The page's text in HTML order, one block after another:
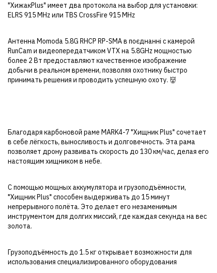
"ХижакPlus" имеет два протокола на выбор для установки:
ELRS 915 MHz или TBS CrossFire 915 MHz
Антенна Momoda 5.8G RHCP RP-SMA в поєднанні с камерой
RunCam и видеопередатчиком VTX на 5.8GHz мощностью
более 2 Вт предоставляют качественное изображение
добычи в реальном времени, позволяя охотнику быстро
принимать решения и проводить успешную охоту. 👹
Благодаря карбоновой раме MARK4-7 "Хищник Plus" сочетает
в себе лёгкость, выносливость и долговечность. Эта рама
позволяет дрону развивать скорость до 130 км/час, делая его
настоящим хищником в небе.
С помощью мощных аккумулятора и грузоподъёмности,
"Хищник Plus" способен выдерживать до 15 минут
непрерывного полёта. Это делает его незаменимым
инструментом для долгих миссий, где каждая секунда на вес
золота.
Грузоподъёмность до 1.5 кг открывает возможности для
использования специализированного оборудования